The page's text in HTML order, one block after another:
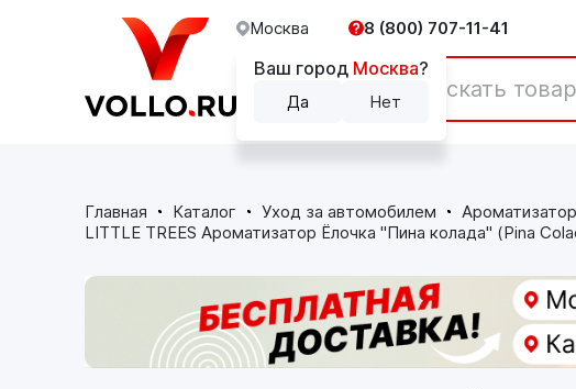
Москва
Ваш город Москва?
Да Нет
8 (800) 707-11-41
Каталог
Главная Каталог Уход за автомобилем
LITTLE TREES Ароматизатор Ёлочка "Пина колада" (Pina